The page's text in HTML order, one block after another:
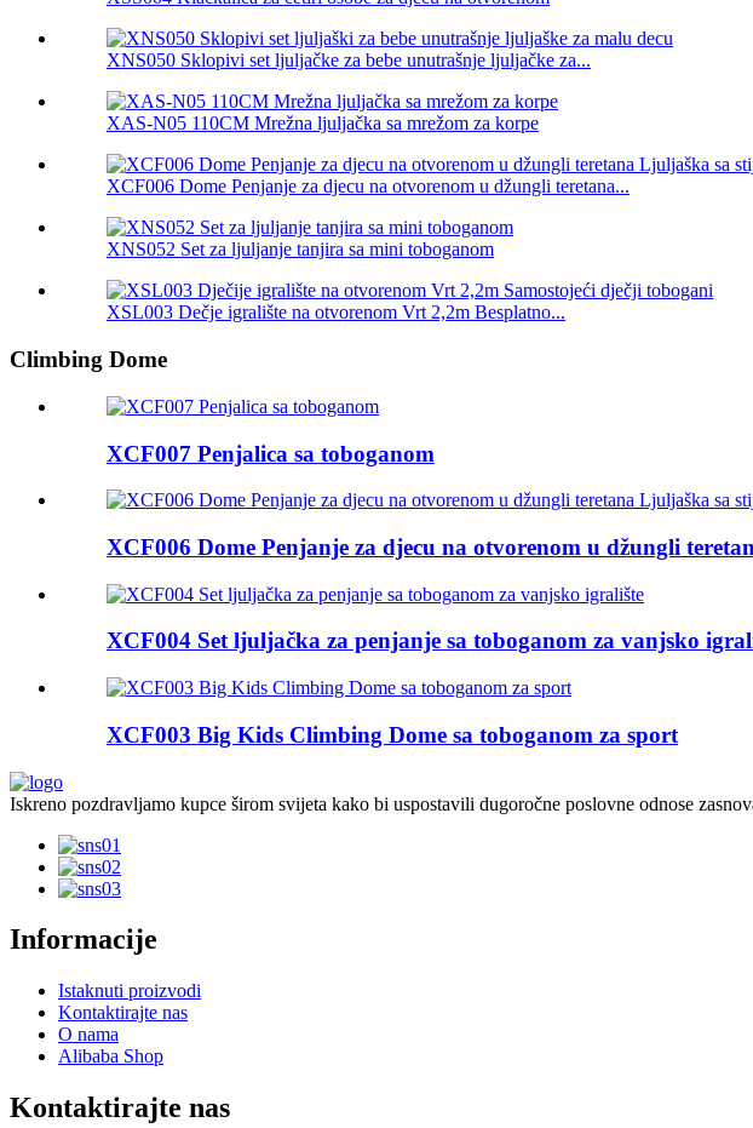
XNS050 Sklopivi set ljuljačke za bebe unutrašnje ljuljačke za...
XAS-N05 110CM Mrežna ljuljačka sa mrežom za korpe
XCF006 Dome Penjanje za djecu na otvorenom u džungli teretana...
XNS052 Set za ljuljanje tanjira sa mini toboganom
XSL003 Dečje igralište na otvorenom Vrt 2,2m Besplatno...
Climbing Dome
XCF007 Penjalica sa toboganom
XCF006 Dome Penjanje za djecu na otvorenom u džungli
XCF004 Set ljuljačka za penjanje sa toboganom za vanjsko
XCF003 Big Kids Climbing Dome sa toboganom za sport
Iskreno pozdravljamo kupce širom svijeta kako bi uspostavili dugoročne poslovne odnose
Informacije
Istaknuti proizvodi
Kontaktirajte nas
O nama
Alibaba Shop
Kontaktirajte nas